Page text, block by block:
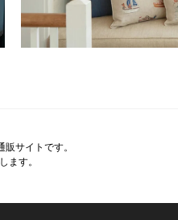
販サイトです。
ます。